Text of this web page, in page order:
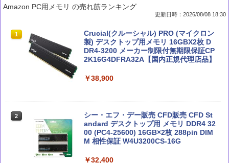
1
部下としてのAI 世界一流エンジニアの
進化術
￥1,870
定（ジェネラリスト）公式テキスト 第3
版 (EXAMPRESS)
￥3,080
1
Claude 最強のAI自動化術 (AI仕事術シリ
ーズ)
￥2,640
（できるビジネス）
￥2,200
1
MSI GeForce RTX 5070 12G VENTUS 2
X OC グラフィックスボード VD9071
￥114,800
載 グラフィックボード 16GB デュアル
ファン 【国内正規品】 RD-RX9060XT-E
16GB/DF
Amazon PC用メモリ の売れ筋ランキング
更新日時：2026/08/08 18:30
1
Crucial(クルーシャル) PRO (マイクロン
製) デスクトップ用メモリ 16GBX2枚 D
DR4-3200 メーカー制限付無期限保証CP
2K16G4DFRA32A【国内正規代理店品】
￥38,900
2
シー・エフ・デー販売 CFD販売 CFD St
andard デスクトップ用 メモリ DDR4 32
00 (PC4-25600) 16GB×2枚 288pin DIM
M 相性保証 W4U3200CS-16G
￥32,400